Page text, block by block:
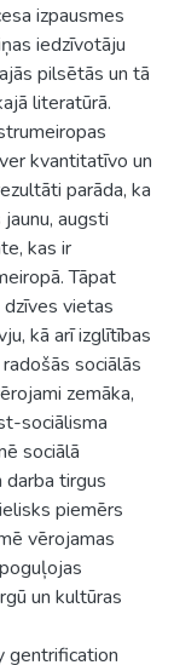
izpausmes
iedzīvotāju
pilsētās un tā
literatūrā.
kvantitatīvo un
parāda, ka
augsti
kas ir
Tāpat
dzīves vietas
kā arī izglītības
sociālās
zemāka,
sociālisma
sociālā
tirgus
piemērs
vērojamas
un kultūras
gentrification